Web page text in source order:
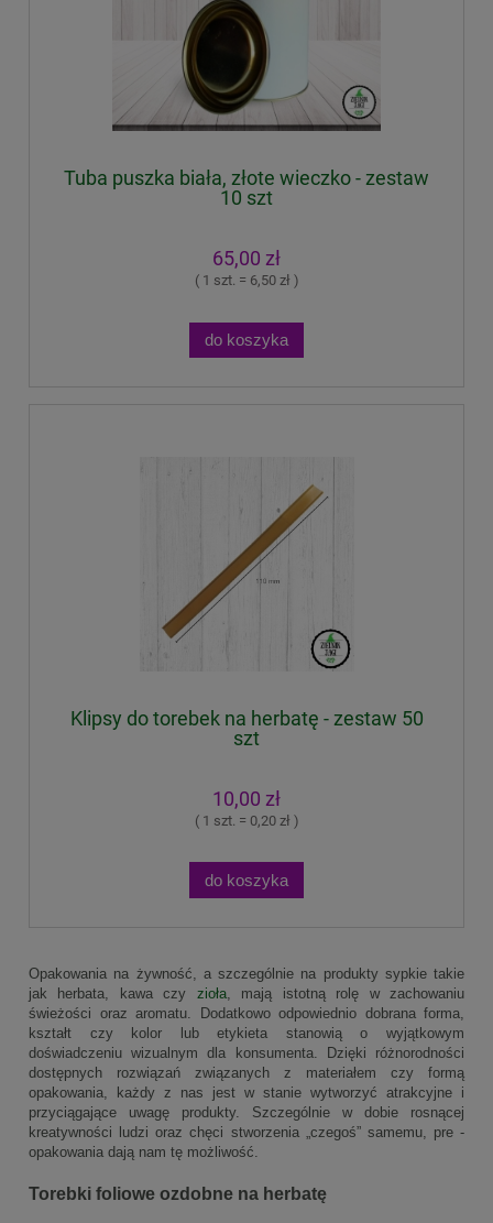
Tuba puszka biała, złote wieczko - zestaw
10 szt
65,00 zł
( 1 szt. = 6,50 zł )
do koszyka
Klipsy do torebek na herbatę - zestaw 50
szt
10,00 zł
( 1 szt. = 0,20 zł )
do koszyka
Opakowania na żywność, a szczególnie na produkty sypkie takie
jak herbata, kawa czy zioła, mają istotną rolę w zachowaniu
świeżości oraz aromatu. Dodatkowo odpowiednio dobrana forma,
kształt czy kolor lub etykieta stanowią o wyjątkowym
doświadczeniu wizualnym dla konsumenta. Dzięki różnorodności
dostępnych rozwiązań związanych z materiałem czy formą
opakowania, każdy z nas jest w stanie wytworzyć atrakcyjne i
przyciągające uwagę produkty. Szczególnie w dobie rosnącej
kreatywności ludzi oraz chęci stworzenia „czegoś” samemu, pre -
opakowania dają nam tę możliwość.
Torebki foliowe ozdobne na herbatę